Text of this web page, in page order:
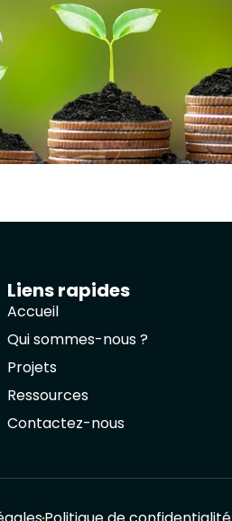
Liens rapides
Accueil
Qui sommes-nous ?
Projets
Ressources
Contactez-nous